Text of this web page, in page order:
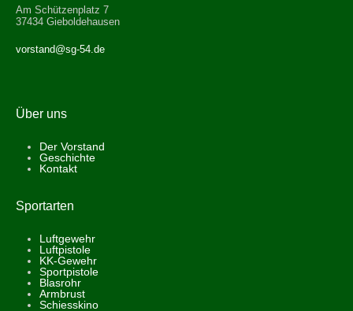
Am Schützenplatz 7
37434 Gieboldehausen
vorstand@sg-54.de
Über uns
Der Vorstand
Geschichte
Kontakt
Sportarten
Luftgewehr
Luftpistole
KK-Gewehr
Sportpistole
Blasrohr
Armbrust
Schiesskino